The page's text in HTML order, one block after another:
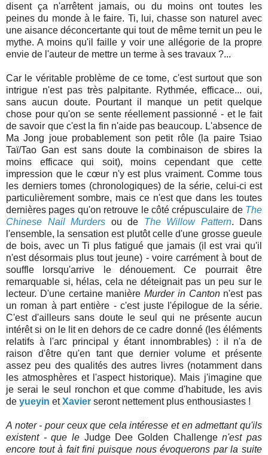
disent ça n'arrêtent jamais, ou du moins ont toutes les
peines du monde à le faire. Ti, lui, chasse son naturel avec
une aisance déconcertante qui tout de même ternit un peu le
mythe. A moins qu'il faille y voir une allégorie de la propre
envie de l'auteur de mettre un terme à ses travaux ?...
Car le véritable problème de ce tome, c'est surtout que son
intrigue n'est pas très palpitante. Rythmée, efficace... oui,
sans aucun doute. Pourtant il manque un petit quelque
chose pour qu'on se sente réellement passionné - et le fait
de savoir que c'est la fin n'aide pas beaucoup. L'absence de
Ma Jong joue probablement son petit rôle (la paire Tsiao
Taï/Tao Gan est sans doute la combinaison de sbires la
moins efficace qui soit), moins cependant que cette
impression que le cœur n'y est plus vraiment. Comme tous
les derniers tomes (chronologiques) de la série, celui-ci est
particulièrement sombre, mais ce n'est que dans les toutes
dernières pages qu'on retrouve le côté crépusculaire de The
Chinese Nail Murders ou de The Willow Pattern. Dans
l'ensemble, la sensation est plutôt celle d'une grosse gueule
de bois, avec un Ti plus fatigué que jamais (il est vrai qu'il
n'est désormais plus tout jeune) - voire carrément à bout de
souffle lorsqu'arrive le dénouement. Ce pourrait être
remarquable si, hélas, cela ne déteignait pas un peu sur le
lecteur. D'une certaine manière Murder in Canton n'est pas
un roman à part entière - c'est juste l'épilogue de la série.
C'est d'ailleurs sans doute le seul qui ne présente aucun
intérêt si on le lit en dehors de ce cadre donné (les éléments
relatifs à l'arc principal y étant innombrables) : il n'a de
raison d'être qu'en tant que dernier volume et présente
assez peu des qualités des autres livres (notamment dans
les atmosphères et l'aspect historique). Mais j'imagine que
je serai le seul ronchon et que comme d'habitude, les avis
de yueyin etXavier seront nettement plus enthousiastes !
A noter - pour ceux que cela intéresse et en admettant qu'ils
existent - que le Judge Dee Golden Challengen'est pas
encore tout à fait fini puisque nous évoquerons par la suite